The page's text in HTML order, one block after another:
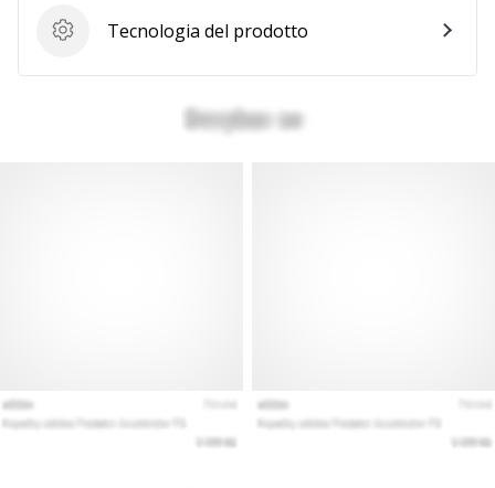
Tecnologia del prodotto
Tecnologia del prodotto